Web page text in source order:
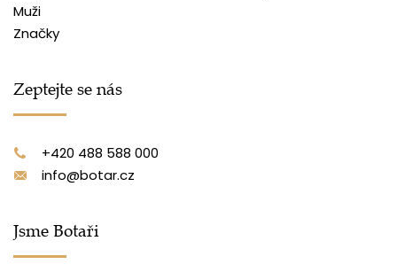
Muži
Značky
Zeptejte se nás
+420 488 588 000
info@botar.cz
Jsme Botaři